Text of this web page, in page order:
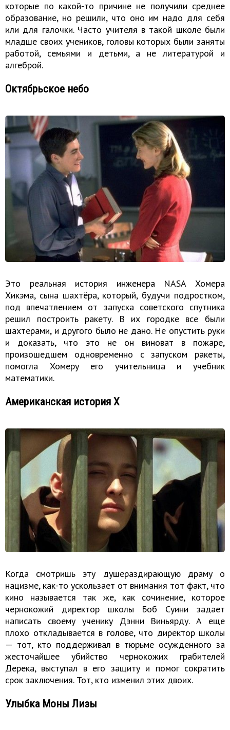
которые по какой-то причине не получили среднее
образование, но решили, что оно им надо для себя
или для галочки. Часто учителя в такой школе были
младше своих учеников, головы которых были заняты
работой, семьями и детьми, а не литературой и
алгеброй.
Октябрьское небо
Это реальная история инженера NASA Хомера
Хикэма, сына шахтёра, который, будучи подростком,
под впечатлением от запуска советского спутника
решил построить ракету. В их городке все были
шахтерами, и другого было не дано. Не опустить руки
и доказать, что это не он виноват в пожаре,
произошедшем одновременно с запуском ракеты,
помогла Хомеру его учительница и учебник
математики.
Американская история Х
Когда смотришь эту душераздирающую драму о
нацизме, как-то ускользает от внимания тот факт, что
кино называется так же, как сочинение, которое
чернокожий директор школы Боб Суини задает
написать своему ученику Дэнни Виньярду. А еще
плохо откладывается в голове, что директор школы
— тот, кто поддерживал в тюрьме осужденного за
жесточайшее убийство чернокожих грабителей
Дерека, выступал в его защиту и помог сократить
срок заключения. Тот, кто изменил этих двоих.
Улыбка Моны Лизы